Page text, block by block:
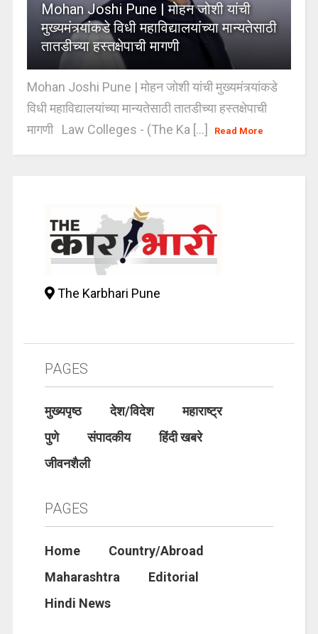
Mohan Joshi Pune | मोहन जोशी यांची
मुख्यमंत्र्यांकडे विधी महाविद्यालयांच्या मान्यतेसाठी
तातडीच्या हस्तक्षेपाची मागणी
Mohan Joshi Pune | मोहन जोशी यांची मुख्यमंत्र्यांकडे
विधी महाविद्यालयांच्या मान्यतेसाठी तातडीच्या हस्तक्षेपाची
मागणी Law Colleges - (The Ka [...]
Read More
The Karbhari Pune
PAGES
मुख्यपृष्ठ देश/विदेश
महाराष्ट्र
पुणे
संपादकीय
हिंदी खबरे
जीवनशैली
PAGES
Home
Country/Abroad
Maharashtra
Editorial
Hindi News